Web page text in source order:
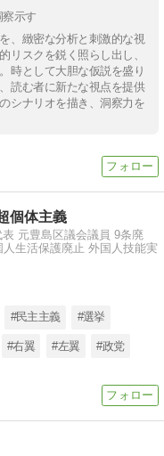
示す
、緻密な分析と刺激的な視
リスクを鋭く照らし出し、
時として大胆な仮説を盛り
読む者に新たな視点を提供
シナリオを描き、洞察力を
個体主義
元豊島区議会議員 9条廃
生活保護廃止 外国人技能実
#民主主義 #選挙
#右翼 #左翼 #政党